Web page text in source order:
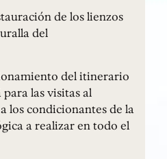
de los lienzos
del
del itinerario
las visitas al
los condicionantes de la
a realizar en todo el